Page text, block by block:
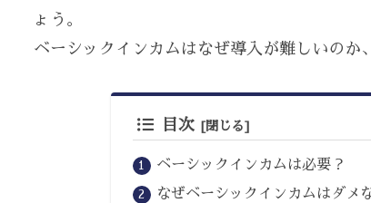
ょう。
ベーシックインカムはなぜ導入が難しいのか
目次
ベーシックインカムは必要？
なぜベーシックインカムはダメ